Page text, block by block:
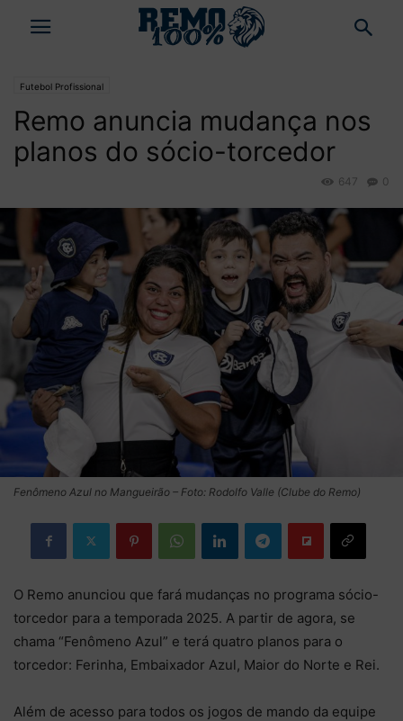
Futebol Profissional
Remo anuncia mudança nos
planos do sócio-torcedor
0
647
Fenômeno Azul no Mangueirão – Foto: Rodolfo Valle (Clube do Remo)
O Remo anunciou que fará mudanças no programa sócio-
torcedor para a temporada 2025. A partir de agora, se
chama “Fenômeno Azul” e terá quatro planos para o
torcedor: Ferinha, Embaixador Azul, Maior do Norte e Rei.
Além de acesso para todos os jogos de mando da equipe